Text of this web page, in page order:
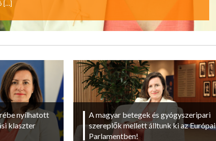
[…]
nyílhatott
klaszter
A magyar betegek és gyógyszeripari
szereplők mellett álltunk ki az Európai
Parlamentben!